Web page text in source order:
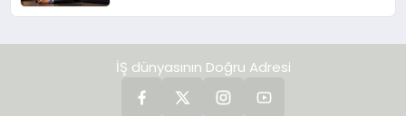
İŞ dünyasının Doğru Adresi